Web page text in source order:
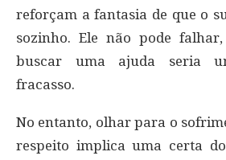
reforçam a fantasia de que o
sozinho. Ele não pode
buscar uma ajuda seria
fracasso.
No entanto, olhar para o
respeito implica uma certa